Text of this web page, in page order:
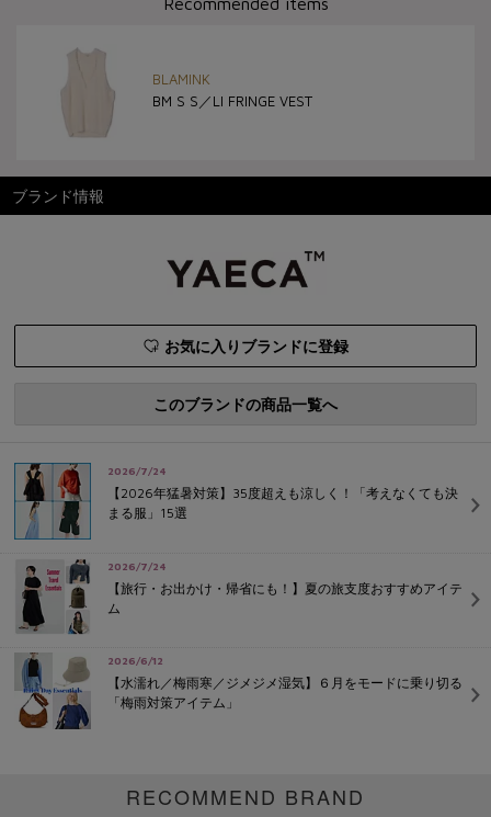
BLAMINK
BM S S／LI FRINGE VEST
ブランド情報
お気に入りブランドに登録
このブランドの商品一覧へ
2026/7/24
【2026年猛暑対策】35度超えも涼しく！「考えなくても決
まる服」15選
2026/7/24
【旅行・お出かけ・帰省にも！】夏の旅支度おすすめアイテ
ム
2026/6/12
【水濡れ／梅雨寒／ジメジメ湿気】６月をモードに乗り切る
「梅雨対策アイテム」
RECOMMEND BRAND